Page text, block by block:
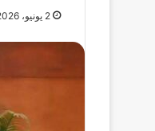
2 يونيو، 2026